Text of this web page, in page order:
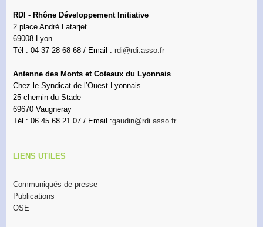
RDI - Rhône Développement Initiative
2 place André Latarjet
69008 Lyon
Tél : 04 37 28 68 68 / Email : rdi@rdi.asso.fr
Antenne des Monts et Coteaux du Lyonnais
Chez le Syndicat de l’Ouest Lyonnais
25 chemin du Stade
69670 Vaugneray
Tél : 06 45 68 21 07 / Email :gaudin@rdi.asso.fr
LIENS UTILES
Communiqués de presse
Publications
OSE